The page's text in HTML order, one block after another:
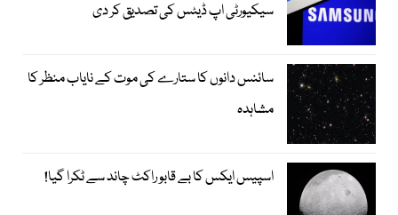
سیکیورٹی اپ ڈیٹس کی تصدیق کر دی
سائنس دانوں کا ستارے کی موت کے نایاب منظر کا
مشاہدہ
اسپیس ایکس کا بے قابو راکٹ چاند سے ٹکرا گیا!